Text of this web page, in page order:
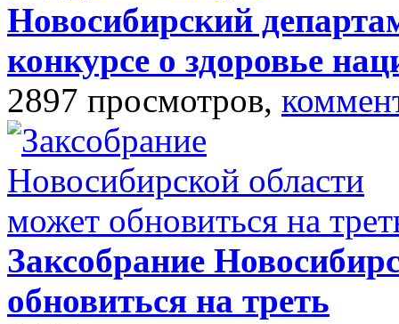
Новосибирский
конкурсе о здоровье
2897 просмотров,
Заксобрание
обновиться на треть